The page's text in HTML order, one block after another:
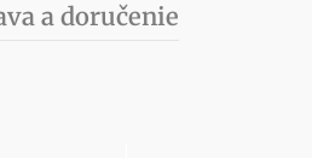
a doručenie